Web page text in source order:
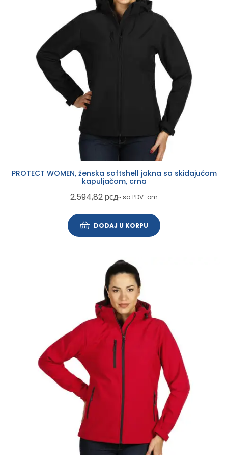
PROTECT WOMEN, ženska softshell jakna sa skidajućom
kapuljačom, crna
2.594,82 рсд~ sa PDV-om
DODAJ U KORPU